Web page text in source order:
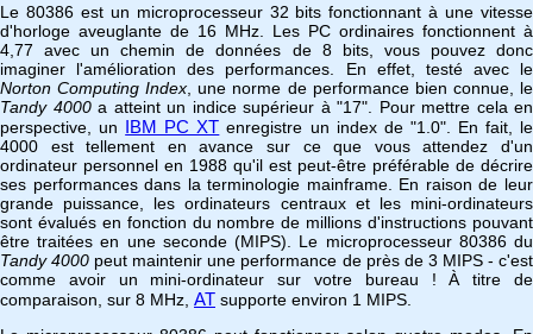
Le 80386 est un microprocesseur 32 bits fonctionnant à une vitesse
d'horloge aveuglante de 16 MHz. Les PC ordinaires fonctionnent à
4,77 avec un chemin de données de 8 bits, vous pouvez donc
imaginer l'amélioration des performances. En effet, testé avec le
Norton Computing Index , une norme de performance bien connue, le
Tandy 4000a atteint un indice supérieur à "17". Pour mettre cela en
perspective, un IBM PC XT enregistre un index de "1.0". En fait, le
4000 est tellement en avance sur ce que vous attendez d'un
ordinateur personnel en 1988 qu'il est peut-être préférable de décrire
ses performances dans la terminologie mainframe. En raison de leur
grande puissance, les ordinateurs centraux et les mini-ordinateurs
sont évalués en fonction du nombre de millions d'instructions pouvant
être traitées en une seconde (MIPS). Le microprocesseur 80386 du
Tandy 4000 peut maintenir une performance de près de 3 MIPS - c'est
comme avoir un mini-ordinateur sur votre bureau ! À titre de
comparaison, sur 8 MHz, AT supporte environ 1 MIPS.